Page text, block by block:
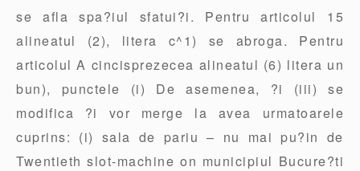
se afla spa?iul sfatui?i. Pentru articolul 15
alineatul (2), litera c^1) se abroga. Pentru
articolul A cincisprezecea alineatul (6) litera un
bun), punctele (i) De asemenea, ?i (iii) se
modifica ?i vor merge la avea urmatoarele
cuprins: (i) sala de pariu – nu mai pu?in de
Twentieth slot-machine on municipiul Bucure?ti